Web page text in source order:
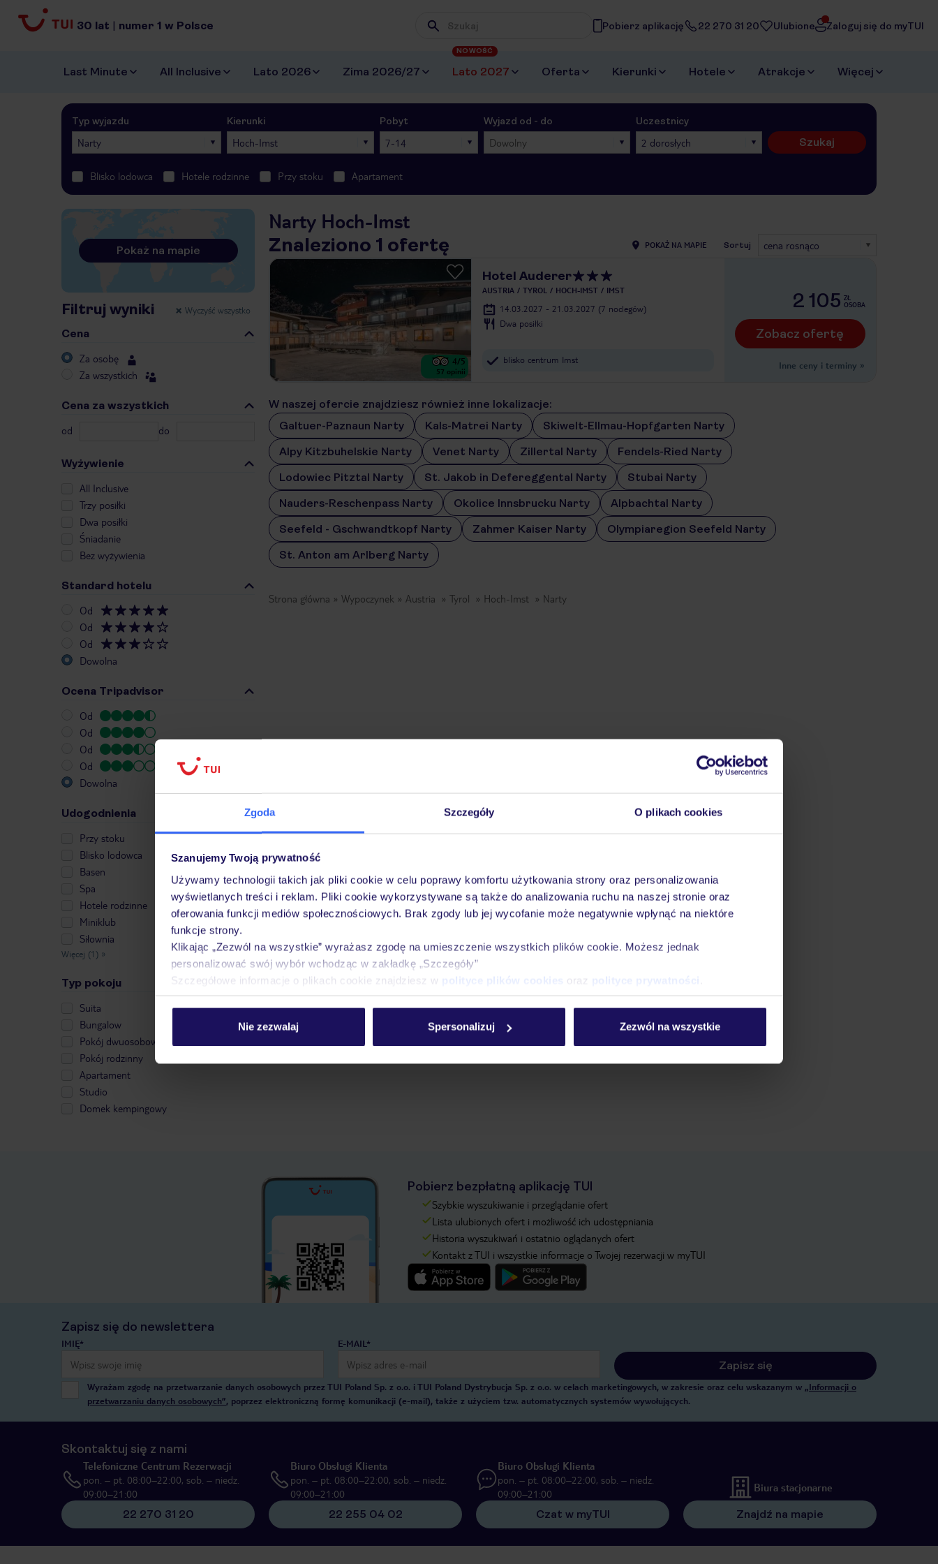
Zgoda Szczegóły O plikach cookies
Szanujemy Twoją prywatność
Używamy technologii takich jak pliki cookie w celu poprawy komfortu użytkowania strony oraz personalizowania
wyświetlanych treści i reklam. Pliki cookie wykorzystywane są także do analizowania ruchu na naszej stronie oraz
oferowania funkcji mediów społecznościowych. Brak zgody lub jej wycofanie może negatywnie wpłynąć na niektóre
funkcje strony.
Klikając „Zezwól na wszystkie” wyrażasz zgodę na umieszczenie wszystkich plików cookie. Możesz jednak
personalizować swój wybór wchodząc w zakładkę „Szczegóły”
Szczegółowe informacje o plikach cookie znajdziesz w polityce plików cookies oraz polityce prywatności
Nie zezwalaj Spersonalizuj Zezwól na wszystkie
30 lat | numer 1 w Polsce Wpisz frazę, której szukasz
Pobierz aplikację 22 270 31 20 Ulubione Zaloguj się do myTUI
Last Minute All Inclusive Lato 2026 Zima 2026/27 Lato 2027
NOWOŚĆ
Oferta Kierunki Hotele Atrakcje Więcej
Typ wyjazdu
Narty
Kierunki
Hoch-Imst
Pobyt
7-14
Wyjazd od - do
Dowolny
Uczestnicy
2 dorosłych Szukaj
Blisko lodowca Hotele rodzinne Przy stoku Apartament
Pokaż na mapie
Filtruj wyniki Wyczyść wszystko
Cena
Za osobę
Za wszystkich
Cena za wszystkich
od do
Wyżywienie
All Inclusive
Trzy posiłki
Dwa posiłki
Śniadanie
Bez wyżywienia
Standard hotelu
Od
Od
Od
Dowolna
Ocena Tripadvisor
Od
Od
Od
Od
Dowolna
Udogodnienia
Przy stoku
Blisko lodowca
Basen
Spa
Hotele rodzinne
Miniklub
Siłownia
Więcej (1) »
Typ pokoju
Suita
Bungalow
Pokój dwuosobowy
Pokój rodzinny
Apartament
Studio
Domek kempingowy
Narty Hoch-Imst
Znaleziono 1 ofertę POKAŻ NA MAPIE Sortuj cena rosnąco
4/5
57 opinii
Hotel Auderer
AUSTRIA TYROL HOCH-IMST IMST
14.03.2027 - 21.03.2027 (7 noclegów)
Dwa posiłki
blisko centrum Imst
2 105 ZŁ
OSOBA
Zobacz ofertę
Inne ceny i terminy »
W naszej ofercie znajdziesz również inne lokalizacje:
Galtuer-Paznaun Narty
Kals-Matrei Narty
Skiwelt-Ellmau-Hopfgarten Narty
Alpy Kitzbuhelskie Narty
Venet Narty Zillertal Narty
Fendels-Ried Narty
Lodowiec Pitztal Narty
St. Jakob in Defereggental Narty
Stubai Narty
Nauders-Reschenpass Narty
Okolice Innsbrucku Narty
Alpbachtal Narty
Seefeld - Gschwandtkopf Narty
Zahmer Kaiser Narty
Olympiaregion Seefeld Narty
St. Anton am Arlberg Narty
Strona główna Wypoczynek Austria Tyrol Hoch-Imst Narty
Pobierz bezpłatną aplikację TUI
Szybkie wyszukiwanie i przeglądanie ofert
Lista ulubionych ofert i możliwość ich udostępniania
Historia wyszukiwań i ostatnio oglądanych ofert
Kontakt z TUI i wszystkie informacje o Twojej rezerwacji w myTUI
Zapisz się do newslettera
IMIĘ* E-MAIL*
Zapisz się
Wyrażam zgodę na przetwarzanie danych osobowych przez TUI Poland Sp. z o.o. i TUI Poland Dystrybucja Sp. z o.o. w celach marketingowych, w zakresie oraz celu wskazanym w „Informacji o
przetwarzaniu danych osobowych”, poprzez elektroniczną formę komunikacji (e-mail), także z użyciem tzw. automatycznych systemów wywołujących.
Skontaktuj się z nami
Telefoniczne Centrum Rezerwacji
pon. – pt. 08:00–22:00, sob. – niedz.
09:00–21:00
22 270 31 20
Biuro Obsługi Klienta
pon. – pt. 08:00–22:00, sob. – niedz.
09:00–21:00
22 255 04 02
Biuro Obsługi Klienta
pon. – pt. 08:00–22:00, sob. – niedz.
09:00–21:00
Czat w myTUI
Biura stacjonarne
Znajdź na mapie